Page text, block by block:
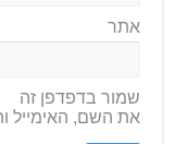
אתר
שמור בדפדפן זה
את השם, האימייל